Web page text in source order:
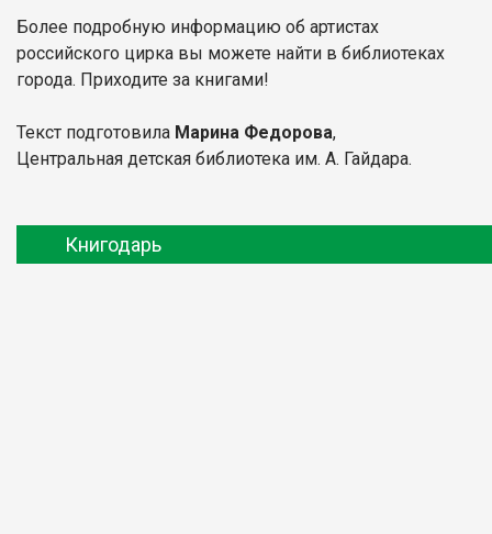
Более подробную информацию об артистах
российского цирка вы можете найти в библиотеках
города. Приходите за книгами!
Текст подготовила Марина Федорова,
Центральная детская библиотека им. А. Гайдара.
Книгодарь